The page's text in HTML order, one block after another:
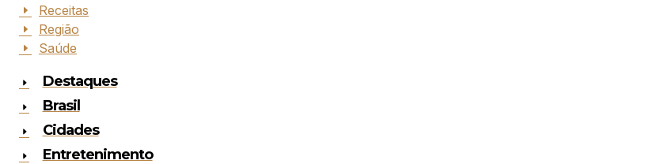
Receitas
Região
Saúde
Destaques
Brasil
Cidades
Entretenimento